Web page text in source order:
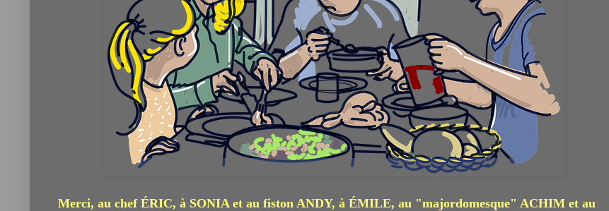
Merci, au chef ÉRIC, à SONIA et au fiston ANDY, à ÉMILE, au "majordomesque" ACHIM et au